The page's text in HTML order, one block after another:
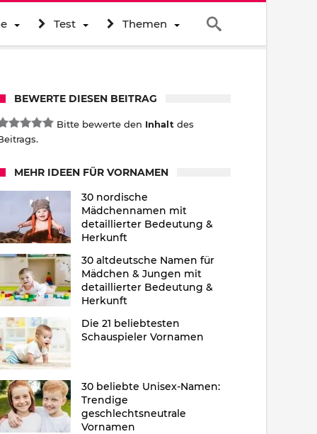
Test Themen
BEWERTE DIESEN BEITRAG
Bitte bewerte den Inhalt des
MEHR IDEEN FÜR VORNAMEN
30 nordische
Mädchennamen mit
detaillierter Bedeutung &
Herkunft
30 altdeutsche Namen für
Mädchen & Jungen mit
detaillierter Bedeutung &
Herkunft
Die 21 beliebtesten
Schauspieler Vornamen
30 beliebte Unisex-Namen:
Trendige
geschlechtsneutrale
Vornamen